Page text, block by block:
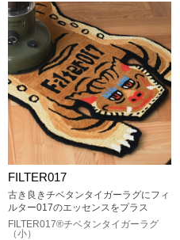
FILTER017
古き良きチベタンタイガーラグにフィ
ルター017のエッセンスをプラス
FILTER017®チベタンタイガーラグ
（小）